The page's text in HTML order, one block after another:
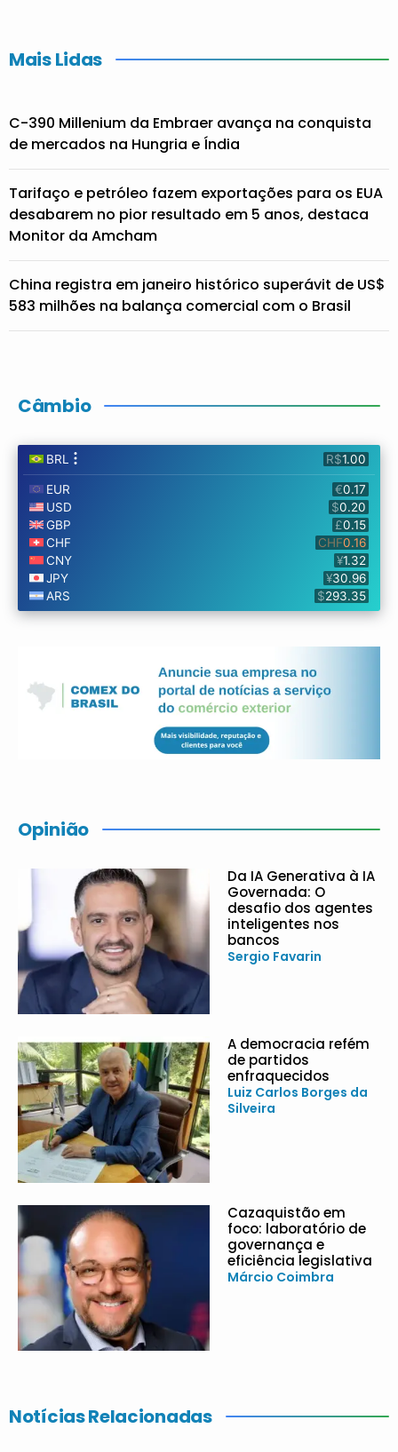
Mais Lidas
C-390 Millenium da Embraer avança na conquista
de mercados na Hungria e Índia
Tarifaço e petróleo fazem exportações para os EUA
desabarem no pior resultado em 5 anos, destaca
Monitor da Amcham
China registra em janeiro histórico superávit de US$
583 milhões na balança comercial com o Brasil
Câmbio
Opinião
Da IA Generativa à IA
Governada: O
desafio dos agentes
inteligentes nos
bancos
Sergio Favarin
A democracia refém
de partidos
enfraquecidos
Luiz Carlos Borges da
Silveira
Cazaquistão em
foco: laboratório de
governança e
eficiência legislativa
Márcio Coimbra
Notícias Relacionadas